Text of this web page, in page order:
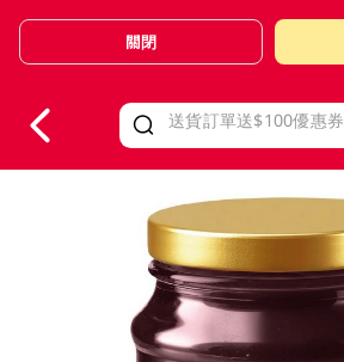
Valid Until 30 June 2026
關閉